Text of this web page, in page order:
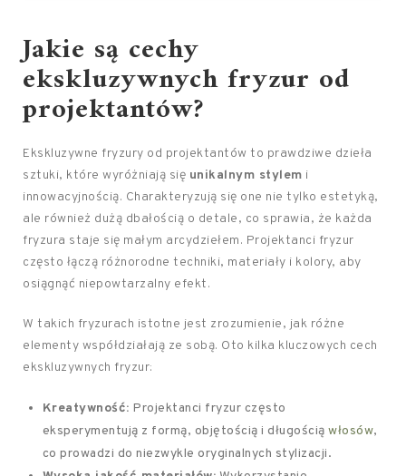
Jakie są cechy
ekskluzywnych fryzur od
projektantów?
Ekskluzywne fryzury od projektantów to prawdziwe dzieła
sztuki, które wyróżniają się unikalnym stylem i
innowacyjnością. Charakteryzują się one nie tylko estetyką,
ale również dużą dbałością o detale, co sprawia, że każda
fryzura staje się małym arcydziełem. Projektanci fryzur
często łączą różnorodne techniki, materiały i kolory, aby
osiągnąć niepowtarzalny efekt.
W takich fryzurach istotne jest zrozumienie, jak różne
elementy współdziałają ze sobą. Oto kilka kluczowych cech
ekskluzywnych fryzur:
Kreatywność: Projektanci fryzur często
eksperymentują z formą, objętością i długościąwłosów,
co prowadzi do niezwykle oryginalnych stylizacji.